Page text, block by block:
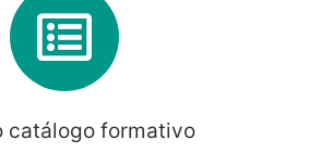
catálogo formativo